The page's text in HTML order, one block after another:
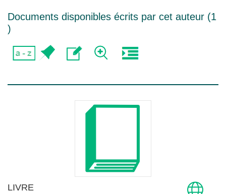
Documents disponibles écrits par cet auteur (1
)
LIVRE